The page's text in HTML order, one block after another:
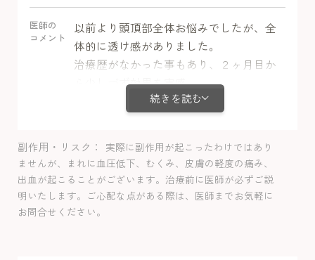
医師の
コメント
以前より頭頂部全体お悩みでしたが、全
体的に透け感がありました。
治療歴がなかった事もあり、２ヶ月目か
ら少しづず効果を実感。
4ヶ月目からしっかり発毛しました。
を行っていますが、毛髪の経過は問題な
さそうです。
続きを読む
副作用・リスク
実際に副作用が起こったわけではあり
ませんが、まれに血圧低下、むくみ、皮膚の軽度の痛み、
出血が起こることがございます。治療前に医師が必ずご説
明いたします。ご心配な点がある際は、医師までお気軽に
お問合せください。